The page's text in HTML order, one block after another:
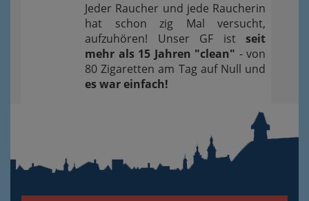
Jeder Raucher und jede Raucherin
hat schon zig Mal versucht,
aufzuhören! Unser GF ist seit
mehr als 15 Jahren "clean" - von
80 Zigaretten am Tag auf Null und
es war einfach!